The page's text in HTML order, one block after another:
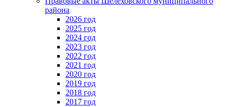
района
2026 год
2025 год
2024 год
2023 год
2022 год
2021 год
2020 год
2019 год
2018 год
2017 год